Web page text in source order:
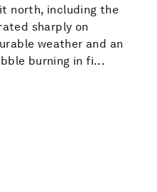
north, including the
sharply on
weather and an
burning in fi...